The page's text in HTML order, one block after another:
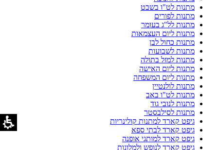
מתנות לט"ו בשבט
מתנות לפורים
מתנות לל"ג בעומר
מתנות ליום העצמאות
מתנות כחול לבן
מתנות לשבועות
מתנות למזל בתולה
מתנות ליום האישה
מתנות ליום המשפחה
מתנות לולנטיין
מתנות לט"ו באב
מתנות לנובי גוד
מתנות לסילבסטר
גיפט קארד למתנות קולינריות
גיפט קארד לבתי ספא
גיפט קארד למותגי אופנה
גיפט קארד לנופש ולמלונות